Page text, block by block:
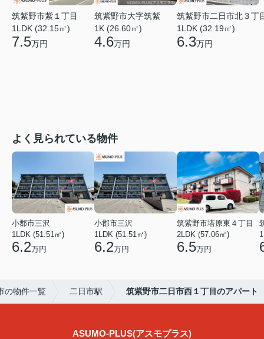
筑紫野市紫１丁目
1LDK (32.15㎡)
7.5万円
筑紫野市大字筑紫
1K (26.60㎡)
4.6万円
筑紫野市二日市北３丁
1LDK (32.19㎡)
6.3万円
よく見られている物件
小郡市三沢
1LDK (51.51㎡)
6.2万円
小郡市三沢
1LDK (51.51㎡)
6.2万円
筑紫野市塔原東４丁目
2LDK (57.06㎡)
6.5万円
の物件一覧 二日市駅 筑紫野市二日市西１丁目のアパート
ASUMO-PLUS(アスモプラス)